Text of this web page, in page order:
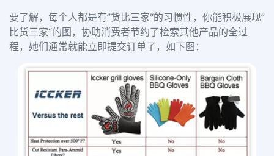
要了解，每个人都是有”货比三家“的习惯性，你能积极展现”
比货三家“的图，协助消费者节约了检索其他产品的全过
程，她们通常就能立即提交订单了，如下图：